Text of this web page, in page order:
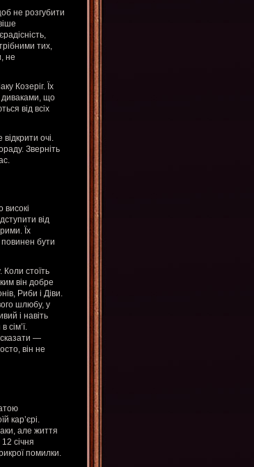
не розгубити
тих,
не
Козеріг. Їх
диваками, що
від всіх
очі.
Зверніть
від
Їх
бути
Коли стоїть
він добре
Риби і Діви.
шлюбу, у
і навіть
сім’ї.
—
він не
кар’єрі.
але життя
січня
помилки.